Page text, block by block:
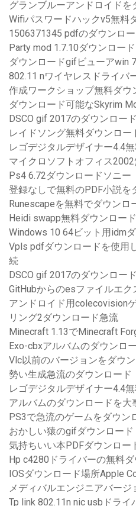
グランブルーアンドロイドを
Wifiパスワードハックv5無料
1506371345 pdfのダウンロ
Party mod 1.7.10ダウンロード
ダウンロードgifビューアwin 7
802.11 nワイヤレスドライバ
作成ワークショップ無料ダウ
ダウンロード可能なSkyrim
DSCO gif 2017のダウンロー
レイドソング無料ダウンロー
レゴデジタルデザイナー4.4
マイクロソフトオフィス
Ps4 6.72ダウンロードソニー
登録なしで無料のPDF小説を
Runescapeを無料でダウンロ
Heidi swapp無料ダウンロー
Windows 10 64ビット用idm
Vpls pdfダウンロードを使用
続
DSCO gif 2017のダウンロー
GitHubからのesファイルエ
アンドロイド用colecovision
リング2ダウンロード急流
Minecraft 1.13でMinecraft
Exo-cbxアルバムのダウンロ
Vlc以前のバージョンをダウ
勢い生成急流のダウンロード
レゴデジタルデザイナー4.4
アルバムのダウンロードを大
PS3で急流のゲームをダウン
おかしい猿のgifダウンロード
気持ちいい本PDFダウンロー
Hp c4280ドライバーの無料
IOSダウンロード場所Apple
メディバルエンジニアバージ
Tp link 802.11n nic usbドライ